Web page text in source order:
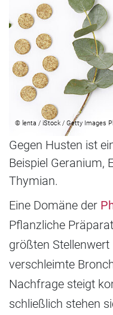
© lenta / iStock / Getty Images
Gegen Husten ist
Beispiel Geranium,
Thymian.
Eine Domäne der
Pflanzliche
größten
verschleimte
Nachfrage steigt
schließlich stehen